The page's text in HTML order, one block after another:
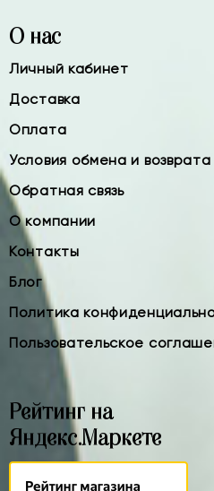
О нас
Личный кабинет
Доставка
Оплата
Условия обмена и возврата
Обратная связь
О компании
Контакты
Блог
Политика
Пользовательское
Рейтинг на
Яндекс.Маркете